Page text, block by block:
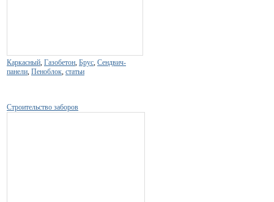
Каркасный, Газобетон, Брус, Сендвич-
панели, Пеноблок, статьи
Строительство заборов